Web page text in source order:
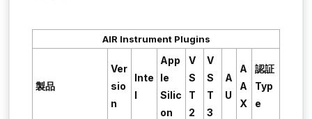
AIR Instrument Plugins
製品
Ver
sio
n
Inte
l
App
le
Silic
on
V
S
T
2
V
S
T
3
A
U
A
A
X
認証
Typ
e